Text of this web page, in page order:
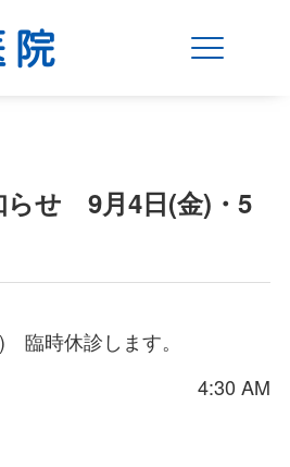
らせ 9月4日(金)・5
臨時休診します。
4:30 AM